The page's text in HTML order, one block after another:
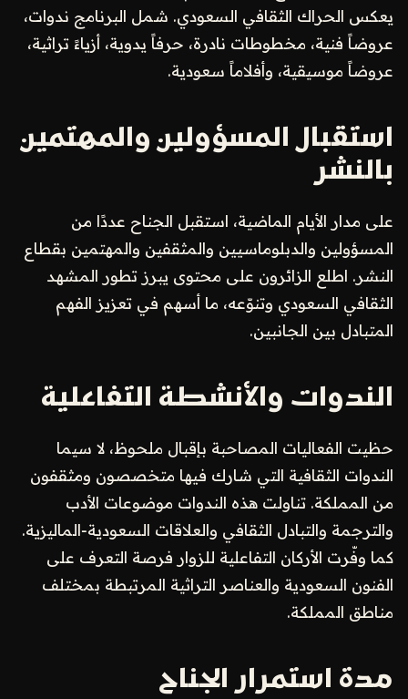
يعكس الحراك الثقافي السعودي. شمل البرنامج ندوات،
عروضاً فنية، مخطوطات نادرة، حرفاً يدوية، أزياءً تراثية،
عروضاً موسيقية، وأفلاماً سعودية.
استقبال المسؤولين والمهتمين
بالنشر
على مدار الأيام الماضية، استقبل الجناح عددًا من
المسؤولين والدبلوماسيين والمثقفين والمهتمين بقطاع
النشر. اطلع الزائرون على محتوى يبرز تطور المشهد
الثقافي السعودي وتنوّعه، ما أسهم في تعزيز الفهم
المتبادل بين الجانبين.
الندوات والأنشطة التفاعلية
حظيت الفعاليات المصاحبة بإقبال ملحوظ، لا سيما
الندوات الثقافية التي شارك فيها متخصصون ومثقفون
من المملكة. تناولت هذه الندوات موضوعات الأدب
والترجمة والتبادل الثقافي والعلاقات السعودية‑الماليزية.
كما وفّرت الأركان التفاعلية للزوار فرصة التعرف على
الفنون السعودية والعناصر التراثية المرتبطة بمختلف
مناطق المملكة.
مدة استمرار الجناح